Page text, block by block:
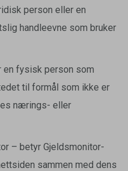
person eller en
handleevne som bruker
en fysisk person som
til formål som ikke er
nærings- eller
– betyr Gjeldsmonitor-
sammen med dens